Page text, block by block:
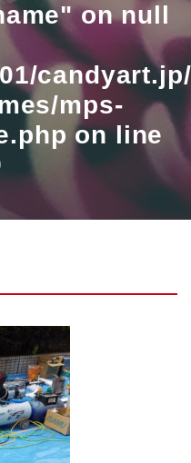
on null
mps-
on line